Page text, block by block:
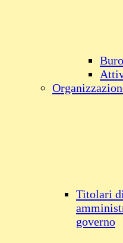
Titolari
governo